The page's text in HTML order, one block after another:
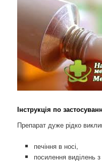
Інструкція по
Препарат дуже рідко
печіння в носі,
посилення виділень